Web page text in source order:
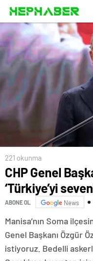
221 okunma
CHP Genel
‘Türkiye’yi
ABONE OL News
Manisa’nın Soma
Genel Başkanı Özgür
istiyoruz. Bedelli